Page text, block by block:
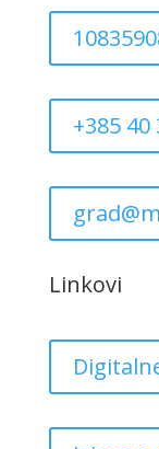
+385 40
Linkovi